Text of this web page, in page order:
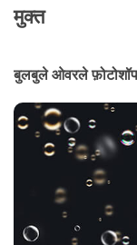
मुक्त
बुलबुले ओवरले